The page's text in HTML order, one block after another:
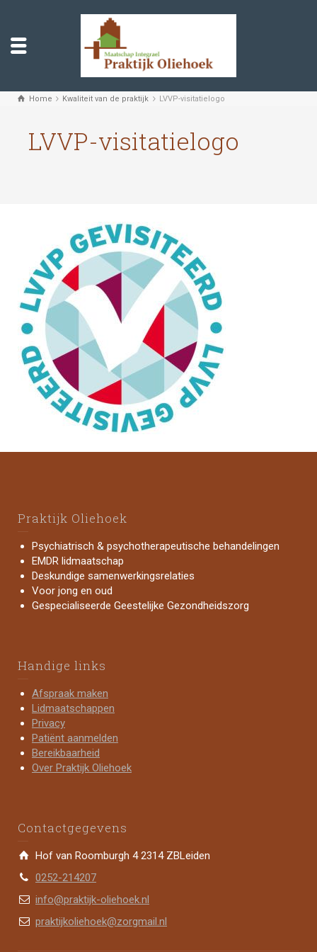
Home Kwaliteit van de praktijk LVVP-visitatielogo
LVVP-visitatielogo
Praktijk Oliehoek
Psychiatrisch & psychotherapeutische behandelingen
EMDR lidmaatschap
Deskundige samenwerkingsrelaties
Voor jong en oud
Gespecialiseerde Geestelijke Gezondheidszorg
Handige links
Afspraak maken
Lidmaatschappen
Privacy
Patiënt aanmelden
Bereikbaarheid
Over Praktijk Oliehoek
Contactgegevens
Hof van Roomburgh 4 2314 ZBLeiden
0252-214207
info@praktijk-oliehoek.nl
praktijkoliehoek@zorgmail.nl